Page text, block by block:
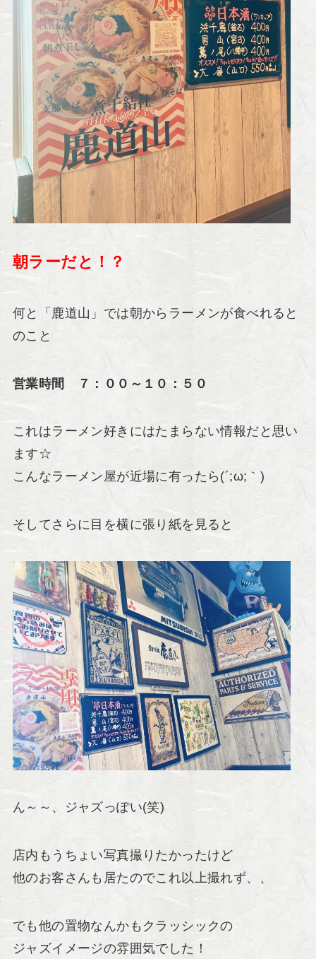
朝ラーだと！？
何と「鹿道山」では朝からラーメンが食べれると
のこと
営業時間 ７：００～１０：５０
これはラーメン好きにはたまらない情報だと思い
ます☆
こんなラーメン屋が近場に有ったら(´;ω;｀)
そしてさらに目を横に張り紙を見ると
ん～～、ジャズっぽい(笑)
店内もうちょい写真撮りたかったけど
他のお客さんも居たのでこれ以上撮れず、、
でも他の置物なんかもクラッシックの
ジャズイメージの雰囲気でした！